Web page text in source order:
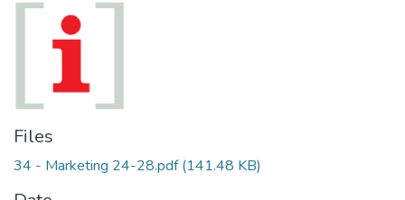
Files
34 - Marketing 24-28.pdf(141.48 KB)